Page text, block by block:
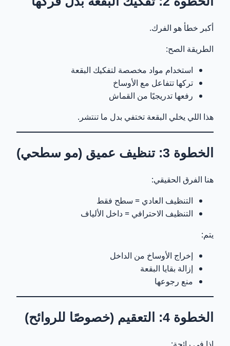
أكبر خطأ هو الفرك.
الطريقة الصح:
استخدام مواد مخصصة لتفكيك البقعة
تركها تتفاعل مع الأوساخ
رفعها تدريجيًا من القماش
هذا اللي يخلي البقعة تختفي بدل ما تنتشر.
الخطوة 3: تنظيف عميق (مو سطحي)
هنا الفرق الحقيقي:
التنظيف العادي = سطح فقط
التنظيف الاحترافي = داخل الألياف
يتم:
إخراج الأوساخ من الداخل
إزالة بقايا البقعة
منع رجوعها
الخطوة 4: التعقيم (خصوصًا للروائح)